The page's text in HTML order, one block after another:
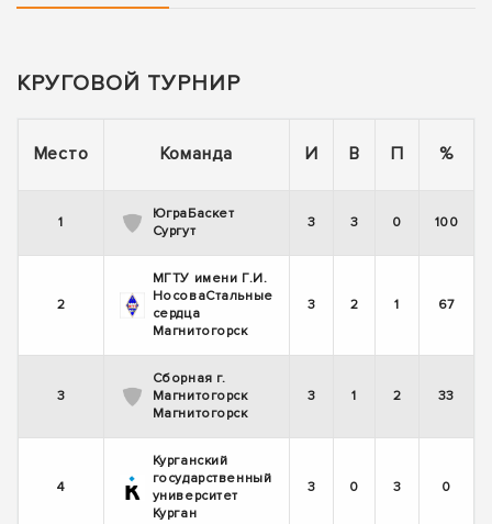
КРУГОВОЙ ТУРНИР
Место Команда И В П %
1
ЮграБаскет
Сургут
3 3 0 100
2
МГТУ имени Г.И.
НосоваСтальные
сердца
Магнитогорск
3 2 1 67
3
Сборная г.
Магнитогорск
Магнитогорск
3 1 2 33
4
Курганский
государственный
университет
Курган
3 0 3 0